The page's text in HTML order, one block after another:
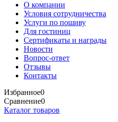
О компании
Условия сотрудничества
Услуги по пошиву
Для гостиниц
Сертификаты и награды
Новости
Вопрос-ответ
Отзывы
Контакты
Избранное0
Сравнение0
Каталог товаров